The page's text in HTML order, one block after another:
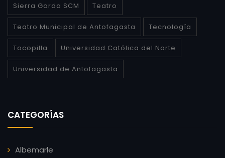
Sierra Gorda SCM Teatro
Teatro Municipal de Antofagasta Tecnología
Tocopilla Universidad Católica del Norte
Universidad de Antofagasta
CATEGORÍAS
Albemarle